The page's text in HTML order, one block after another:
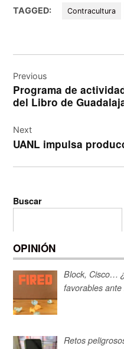
TAGGED: Contracultura
de
entradas
Previous
Programa de
del Libro de
Next
UANL impulsa
Buscar
OPINIÓN
Block, Cisco…
favorables
Retos